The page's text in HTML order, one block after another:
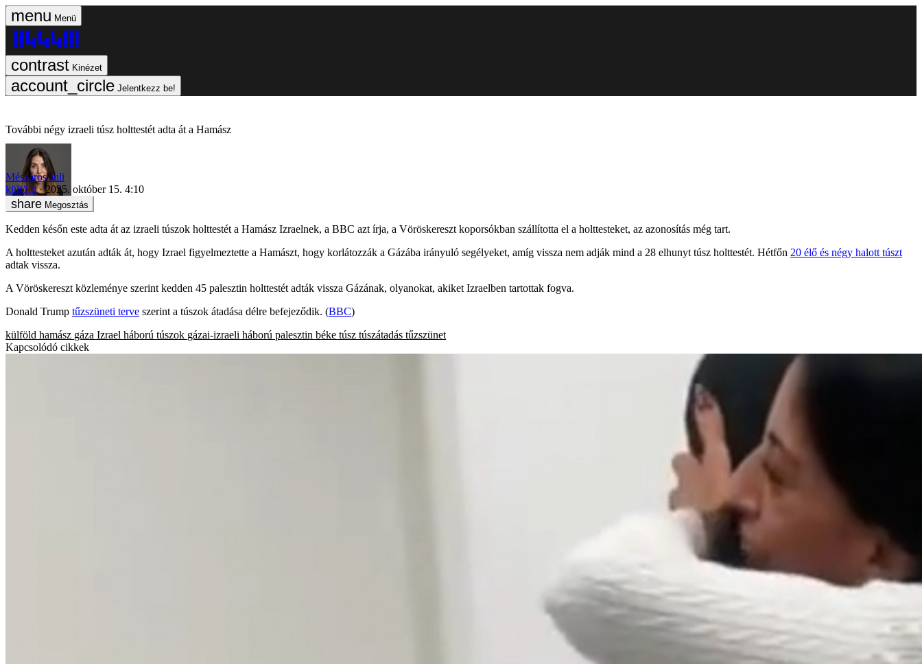
Menü
Kinézet
Jelentkezz be!
További négy izraeli túsz holttestét adta át a Hamász
Mészáros Juli
külföld
2025. október 15. 4:10
Megosztás
Kedden későn este adta át az izraeli túszok holttestét a Hamász Izraelnek, a BBC azt írja, a Vöröskereszt koporsókban szállította el a holttesteket, az azonosítás még tart.
A holttesteket azután adták át, hogy Izrael figyelmeztette a Hamászt, hogy korlátozzák a Gázába irányuló segélyeket, amíg vissza nem adják mind a 28 elhunyt túsz holttestét. Hétfőn 20 élő és négy halott túszt
adtak vissza.
A Vöröskereszt közleménye szerint kedden 45 palesztin holttestét adták vissza Gázának, olyanokat, akiket Izraelben tartottak fogva.
Donald Trump tűzszüneti terve szerint a túszok átadása délre befejeződik. (BBC)
külföld hamász gáza Izrael háború túszok gázai-izraeli háború palesztin béke túsz túszátadás tűzszünet
Kapcsolódó cikkek